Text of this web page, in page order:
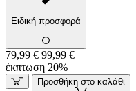
Ειδική προσφορά
79,99 € 99,99 €
έκπτωση 20%
Προσθήκη στο καλάθι